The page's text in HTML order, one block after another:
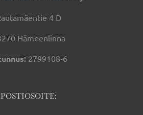
4 D
Hämeenlinna
2799108-6
POSTIOSOITE: